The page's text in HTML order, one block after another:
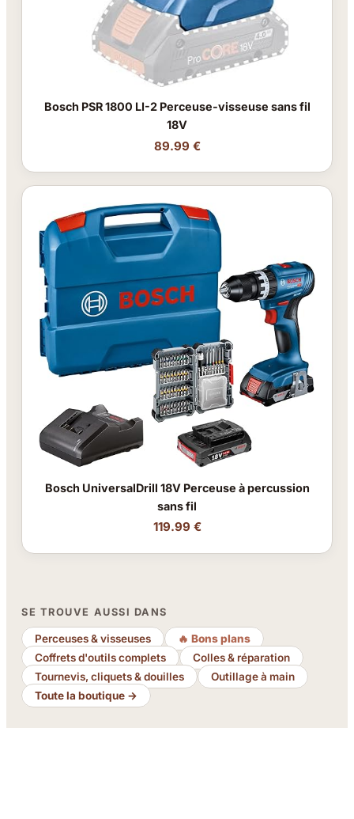
Bosch PSR 1800 LI-2 Perceuse-visseuse sans fil
18V
89.99 €
Bosch UniversalDrill 18V Perceuse à percussion
sans fil
119.99 €
SE TROUVE AUSSI DANS
Perceuses & visseuses
🔥 Bons plans
Coffrets d'outils complets
Colles & réparation
Tournevis, cliquets & douilles
Outillage à main
Toute la boutique →